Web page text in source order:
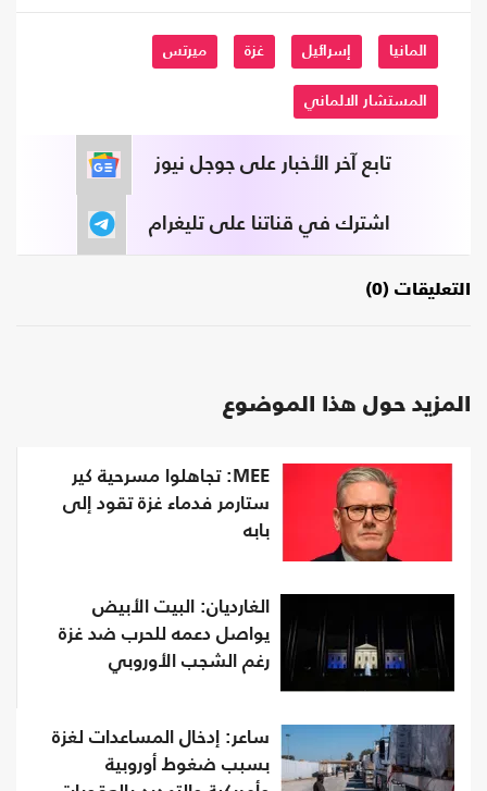
المانيا إسرائيل غزة ميرتس
المستشار الالماني
تابع آخر الأخبار على جوجل نيوز
اشترك في قناتنا على تليغرام
التعليقات (0)
المزيد حول هذا الموضوع
MEE: تجاهلوا مسرحية كير
ستارمر فدماء غزة تقود إلى
بابه
الغارديان: البيت الأبيض
يواصل دعمه للحرب ضد غزة
رغم الشجب الأوروبي
ساعر: إدخال المساعدات لغزة
بسبب ضغوط أوروبية